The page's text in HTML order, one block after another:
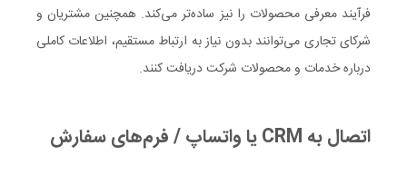
فرآیند معرفی محصولات را نیز ساده‌تر می‌کند. همچنین مشتریان و
شرکای تجاری می‌توانند بدون نیاز به ارتباط مستقیم، اطلاعات کاملی
درباره خدمات و محصولات شرکت دریافت کنند.
اتصال به CRM یا واتساپ / فرم‌های سفارش